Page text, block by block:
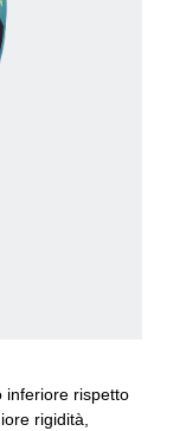
inferiore rispetto
rigidità,